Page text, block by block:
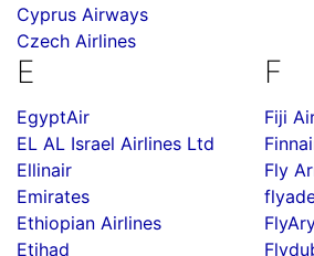
Cyprus Airways
Czech Airlines
E
EgyptAir
EL AL Israel Airlines Ltd
Ellinair
Emirates
Ethiopian Airlines
Etihad
F
Fiji
Fly